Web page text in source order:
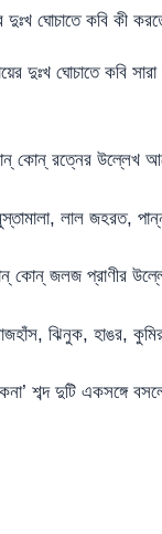
দুঃখ ঘোচাতে কবি কী
দুঃখ ঘোচাতে কবি
কোন্ রত্নের উল্লেখ
লাল জহরত,
কোন্ জলজ প্রাণীর
ঝিনুক, হাঙর,
শব্দ দুটি একসঙ্গে